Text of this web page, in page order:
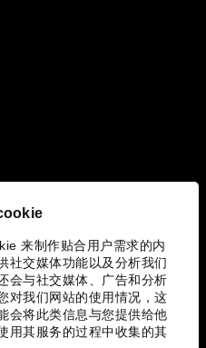
来制作贴合用户需求的内
社交媒体功能以及分析我们
会与社交媒体、广告和分析
对我们网站的使用情况，这
会将此类信息与您提供给他
用其服务的过程中收集的其